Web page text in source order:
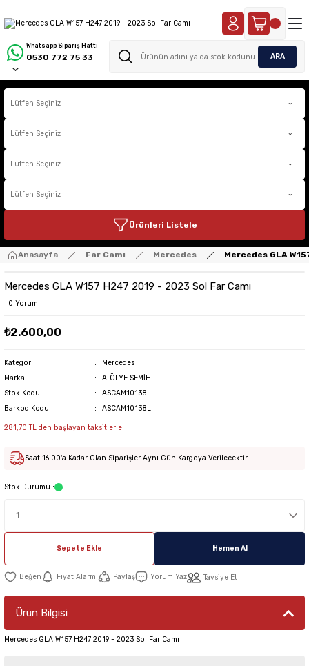
Whatsapp Sipariş Hattı
0530 772 75 33 ARA
Ürünleri Listele
Anasayfa Far Camı Mercedes Mercedes GLA
Mercedes GLA W157 H247 2019 - 2023 Sol Far Camı
0 Yorum
₺2.600,00
Kategori
Mercedes
Marka
ATÖLYE SEMİH
Stok Kodu
ASCAM10138L
Barkod Kodu
ASCAM10138L
281,70 TL den başlayan taksitlerle!
Saat 16:00'a Kadar Olan Siparişler Aynı Gün Kargoya Verilecektir
Stok Durumu :
Sepete Ekle Hemen Al
Fiyat Alarmı Paylaş Yorum Yaz Tavsiye Et
Ürün Bilgisi
Mercedes GLA W157 H247 2019 - 2023 Sol Far Camı